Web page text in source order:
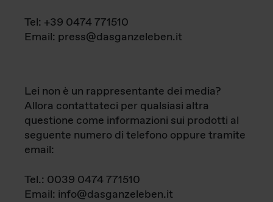
Tel: +39 0474 771510
Email: press@dasganzeleben.it
Lei non è un rappresentante dei media?
Allora contattateci per qualsiasi altra
questione come informazioni sui prodotti al
seguente numero di telefono oppure tramite
email:
Tel.: 0039 0474 771510
Email: info@dasganzeleben.it